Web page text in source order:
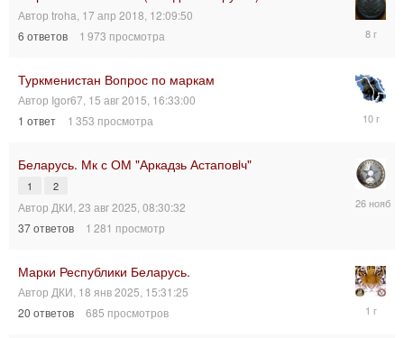
Автор troha 17 апр 2018, 12:09:50
6 ответов 1 973 просмотра
24
03:45:29
Туркменистан Вопрос по маркам
Автор Igor67 15 авг 2015, 16:33:00
1 ответ 1 353 просмотра
15
18:28:00
Беларусь. Мк с ОМ "Аркадзь Астаповiч"
1 2
Автор ДКИ 23 авг 2025, 08:30:32
37ответов 1 281 просмотр
26
Марки Республики Беларусь.
Автор ДКИ 18 янв 2025, 15:31:25
20 ответов 685 просмотров